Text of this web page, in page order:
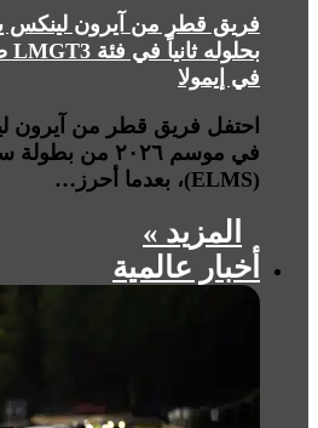
فريق قطر من آيرون لينكس
في إيمولا
احتفل فريق قطر من آيرون
في موسم ٢٠٢٦ من
(ELMS)، بعدما أحرز…
المزيد »
أخبار عالمية